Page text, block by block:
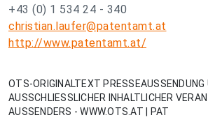
+43 (0) 1 534 24 - 340
christian.laufer@patentamt.at
http://www.patentamt.at/
OTS-ORIGINALTEXT PRESSEAUSSENDUNG
AUSSCHLIESSLICHER INHALTLICHER
AUSSENDERS - WWW.OTS.AT | PAT